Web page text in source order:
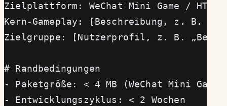
Zielplattform: WeChat Mini Game / HTML5
Kern-Gameplay: [Beschreibung, z. B.
Zielgruppe: [Nutzerprofil, z. B.
# Randbedingungen
- Paketgröße: < 4 MB (WeChat Mini
- Entwicklungszyklus: < 2 Wochen